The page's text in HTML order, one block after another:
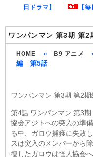
日ドラマ】 【毎
ワンパンマン 第3期 第
HOME » B9 アニメ
編 第5話
ワンパンマン 第3期 第2
第4話 ワンパンマン 第3
協会アジトへの突入の準
る中、ガロウ捕獲に失敗
スは突入のメンバーから
復したガロウは怪人協会へ